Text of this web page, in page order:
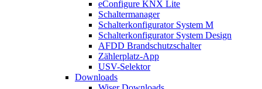
eConfigure KNX Lite
Schaltermanager
Schalterkonfigurator System M
Schalterkonfigurator System Design
AFDD Brandschutzschalter
Zählerplatz-App
USV-Selektor
Downloads